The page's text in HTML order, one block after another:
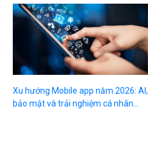
Xu hướng Mobile app năm 2026: AI,
bảo mật và trải nghiệm cá nhân...